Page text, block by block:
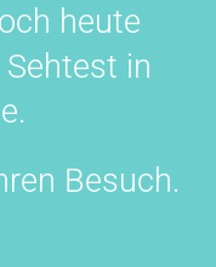
heute
in
Besuch.